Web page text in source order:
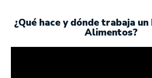
¿Qué hace y dónde trabaja
Alimentos?